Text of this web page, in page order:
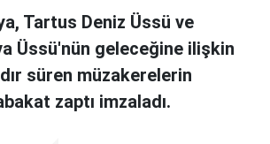
Tartus Deniz Üssü ve
Üssü'nün geleceğine ilişkin
süren müzakerelerin
zaptı imzaladı.